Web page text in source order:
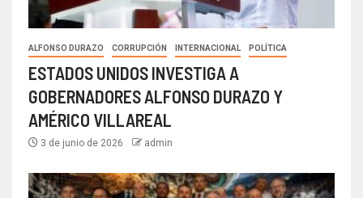
ALFONSO DURAZO CORRUPCIÓN INTERNACIONAL POLÍTICA
ESTADOS UNIDOS INVESTIGA A
GOBERNADORES ALFONSO DURAZO Y
AMÉRICO VILLAREAL
3 de junio de 2026 admin